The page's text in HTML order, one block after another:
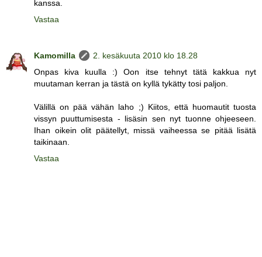
kanssa.
Vastaa
Kamomilla
2. kesäkuuta 2010 klo 18.28
Onpas kiva kuulla :) Oon itse tehnyt tätä kakkua nyt
muutaman kerran ja tästä on kyllä tykätty tosi paljon.
Välillä on pää vähän laho ;) Kiitos, että huomautit tuosta
vissyn puuttumisesta - lisäsin sen nyt tuonne ohjeeseen.
Ihan oikein olit päätellyt, missä vaiheessa se pitää lisätä
taikinaan.
Vastaa